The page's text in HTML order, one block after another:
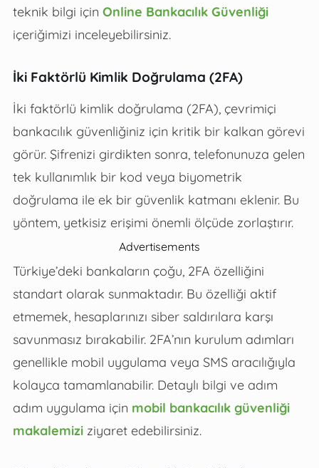
teknik bilgi için Online Bankacılık Güvenliği
içeriğimizi inceleyebilirsiniz.
İki Faktörlü Kimlik Doğrulama (2FA)
İki faktörlü kimlik doğrulama (2FA), çevrimiçi
bankacılık güvenliğiniz için kritik bir kalkan görevi
görür. Şifrenizi girdikten sonra, telefonunuza gelen
tek kullanımlık bir kod veya biyometrik
doğrulama ile ek bir güvenlik katmanı eklenir. Bu
yöntem, yetkisiz erişimi önemli ölçüde zorlaştırır.
Advertisements
Türkiye’deki bankaların çoğu, 2FA özelliğini
standart olarak sunmaktadır. Bu özelliği aktif
etmemek, hesaplarınızı siber saldırılara karşı
savunmasız bırakabilir. 2FA’nın kurulum adımları
genellikle mobil uygulama veya SMS aracılığıyla
kolayca tamamlanabilir. Detaylı bilgi ve adım
adım uygulama için mobil bankacılık güvenliği
makalemiziziyaret edebilirsiniz.